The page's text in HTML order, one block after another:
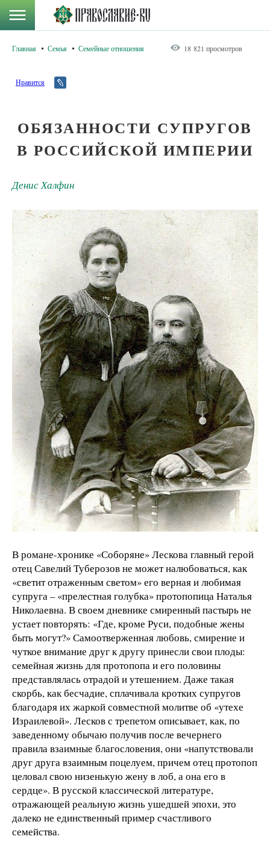
Главная Семья Семейные отношения 18 821 просмотров
Нравится
ОБЯЗАННОСТИ СУПРУГОВ
В РОССИЙСКОЙ ИМПЕРИИ
Денис Халфин
В романе-хронике «Соборяне» Лескова главный герой
отец Савелий Туберозов не может налюбоваться, как
«светит отраженным светом» его верная и любимая
супруга – «прелестная голубка» протопопица Наталья
Николаевна. В своем дневнике смиренный пастырь не
устает повторять: «Где, кроме Руси, подобные жены
быть могут?» Самоотверженная любовь, смирение и
чуткое внимание друг к другу принесли свои плоды:
семейная жизнь для протопопа и его половины
представлялась отрадой и утешением. Даже такая
скорбь, как бесчадие, сплачивала кротких супругов
благодаря их жаркой совместной молитве об «утехе
Израилевой». Лесков с трепетом описывает, как, по
заведенному обычаю получив после вечернего
правила взаимные благословения, они «напутствовали
друг друга взаимным поцелуем, причем отец протопоп
целовал свою низенькую жену в лоб, а она его в
сердце». В русской классической литературе,
отражающей реальную жизнь ушедшей эпохи, это
далеко не единственный пример счастливого
семейства.